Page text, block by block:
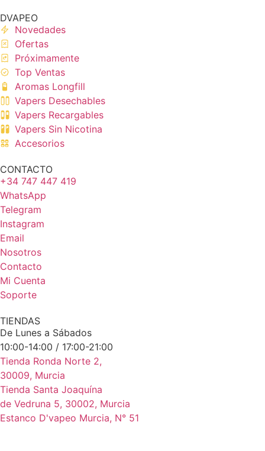
DVAPEO
Novedades
Ofertas
Próximamente
Top Ventas
Aromas Longfill
Vapers Desechables
Vapers Recargables
Vapers Sin Nicotina
Accesorios
CONTACTO
+34 747 447 419
WhatsApp
Telegram
Instagram
Email
Nosotros
Contacto
Mi Cuenta
Soporte
TIENDAS
De Lunes a Sábados
10:00-14:00 / 17:00-21:00
Tienda Ronda Norte 2,
30009, Murcia
Tienda Santa Joaquína
de Vedruna 5, 30002, Murcia
Estanco D'vapeo Murcia, N° 51